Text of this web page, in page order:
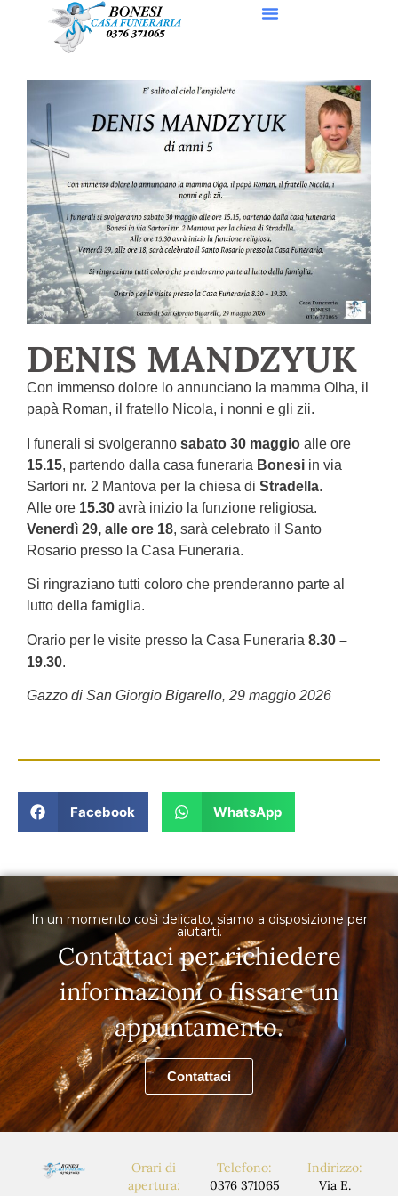
DENIS MANDZYUK
Con immenso dolore lo annunciano la mamma Olha, il
papà Roman, il fratello Nicola, i nonni e gli zii.
I funerali si svolgeranno sabato 30 maggio alle ore
15.15, partendo dalla casa funeraria Bonesi in via
Sartori nr. 2 Mantova per la chiesa di Stradella.
Alle ore 15.30 avrà inizio la funzione religiosa.
Venerdì 29, alle ore 18, sarà celebrato il Santo
Rosario presso la Casa Funeraria.
Si ringraziano tutti coloro che prenderanno parte al
lutto della famiglia.
Orario per le visite presso la Casa Funeraria 8.30 –
19.30.
Gazzo di San Giorgio Bigarello, 29 maggio 2026
Facebook WhatsApp
In un momento così delicato, siamo a disposizione per
aiutarti.
Contattaci per richiedere
informazioni o fissare un
appuntamento.
Contattaci
Orari di
apertura:
Telefono:
0376 371065
Indirizzo:
Via E.